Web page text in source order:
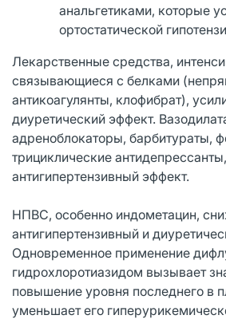
анальгетиками, которые
ортостатической
Лекарственные средства,
связывающиеся с белками
антикоагулянты, клофибрат),
диуретический эффект.
адреноблокаторы, барбитураты,
трициклические
антигипертензивный эффект.
НПВС, особенно индометацин,
антигипертензивный и
Одновременное применение
гидрохлоротиазидом вызывает
повышение уровня последнего в
уменьшает его